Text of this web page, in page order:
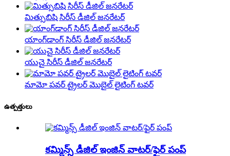
మిత్సుబిషి సిరీస్ డీజిల్ జనరేటర్
యాంగ్‌డాంగ్ సిరీస్ డీజిల్ జనరేటర్
యుచై సిరీస్ డీజిల్ జనరేటర్
మామో పవర్ ట్రైలర్ మొబైల్ లైటింగ్ టవర్
ఉత్పత్తులు
కమ్మిన్స్ డీజిల్ ఇంజిన్ వాటర్/ఫైర్ పంప్